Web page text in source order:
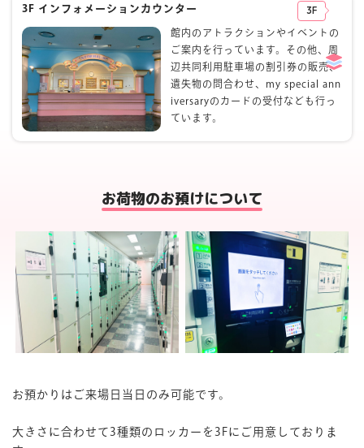
3F インフォメーションカウンター 3F
館内のアトラクションやイベントの
ご案内を行っています。その他、周
辺共同利用駐車場の割引券の販売、
遺失物の問合わせ、my special ann
iversaryのカードの受付なども行っ
ています。
お荷物のお預けについて
お預かりはご来場日当日のみ可能です。
大きさに合わせて3種類のロッカーを3Fにご用意しておりま